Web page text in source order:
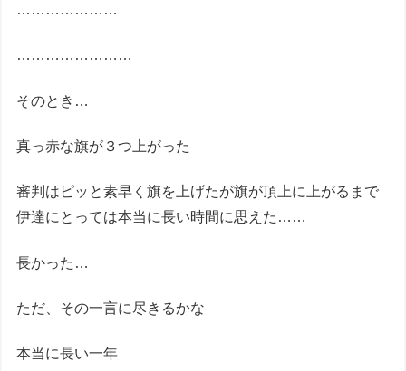
…………………
……………………
そのとき…
真っ赤な旗が３つ上がった
審判はピッと素早く旗を上げたが旗が頂上に上がるまで
伊達にとっては本当に長い時間に思えた……
長かった…
ただ、その一言に尽きるかな
本当に長い一年